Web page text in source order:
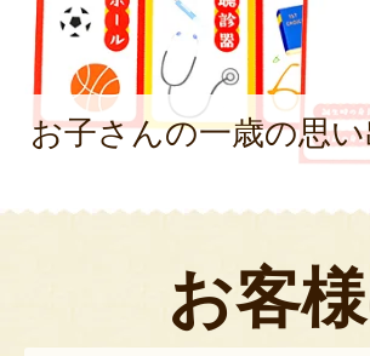
お子さんの一歳の思
お客